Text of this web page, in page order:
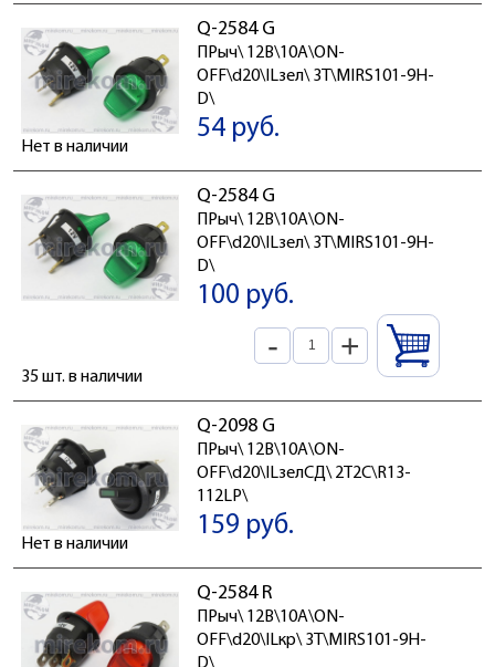
Q-2584 G
ПРыч\ 12В\10А\ON-
OFF\d20\ILзел\ 3T\MIRS101-9H-
D\
54 руб.
Нет в наличии
Q-2584 G
ПРыч\ 12В\10А\ON-
OFF\d20\ILзел\ 3T\MIRS101-9H-
D\
100 руб.
- +
35 шт. в наличии
Q-2098 G
ПРыч\ 12В\10А\ON-
OFF\d20\ILзелСД\ 2T2C\R13-
112LP\
159 руб.
Нет в наличии
Q-2584 R
ПРыч\ 12В\10А\ON-
OFF\d20\ILкр\ 3T\MIRS101-9H-